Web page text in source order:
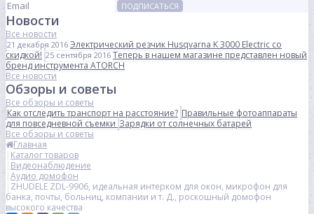
ПОДПИСАТЬСЯ
Новости
Все новости
21 декабря 2016 Электрический резчик Husqvarna K 3000 Electric со
скидкой! 25 сентября 2016 Теперь в нашем магазине представлен новый
бренд инструмента ATORCH
Все новости
Обзоры и советы
Все обзоры и советы
Как отследить транспорт на расстояние? Правильные фотоаппараты
для повседневной съемкиЗарядки от солнечных батарей
Все обзоры и советы
Главная
Каталог товаров
Видеонаблюдение
Аудио домофон
ZHUDELE ZDL-9906, идеальная интерком для окон, микрофон для
банка, почты, больниц, компании и т. Д., роскошный домофон
высокого качества